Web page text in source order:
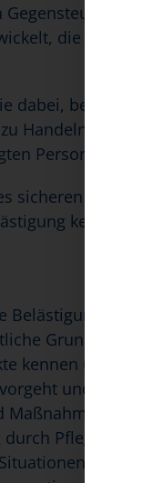
die
dabei, bei
Handeln
Personen,
sicheren und
keinen
Belästigung/
Grundlagen
kennen und
und sich
Maßnahmen vor
die